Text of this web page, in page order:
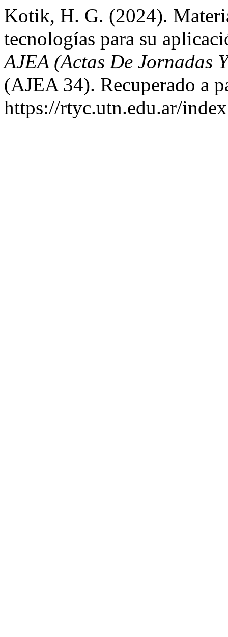
Kotik, H. G. (2024).
tecnologías para su
AJEA (Actas De Jornadas
(AJEA 34). Recuperado a
https://rtyc.utn.edu.ar/